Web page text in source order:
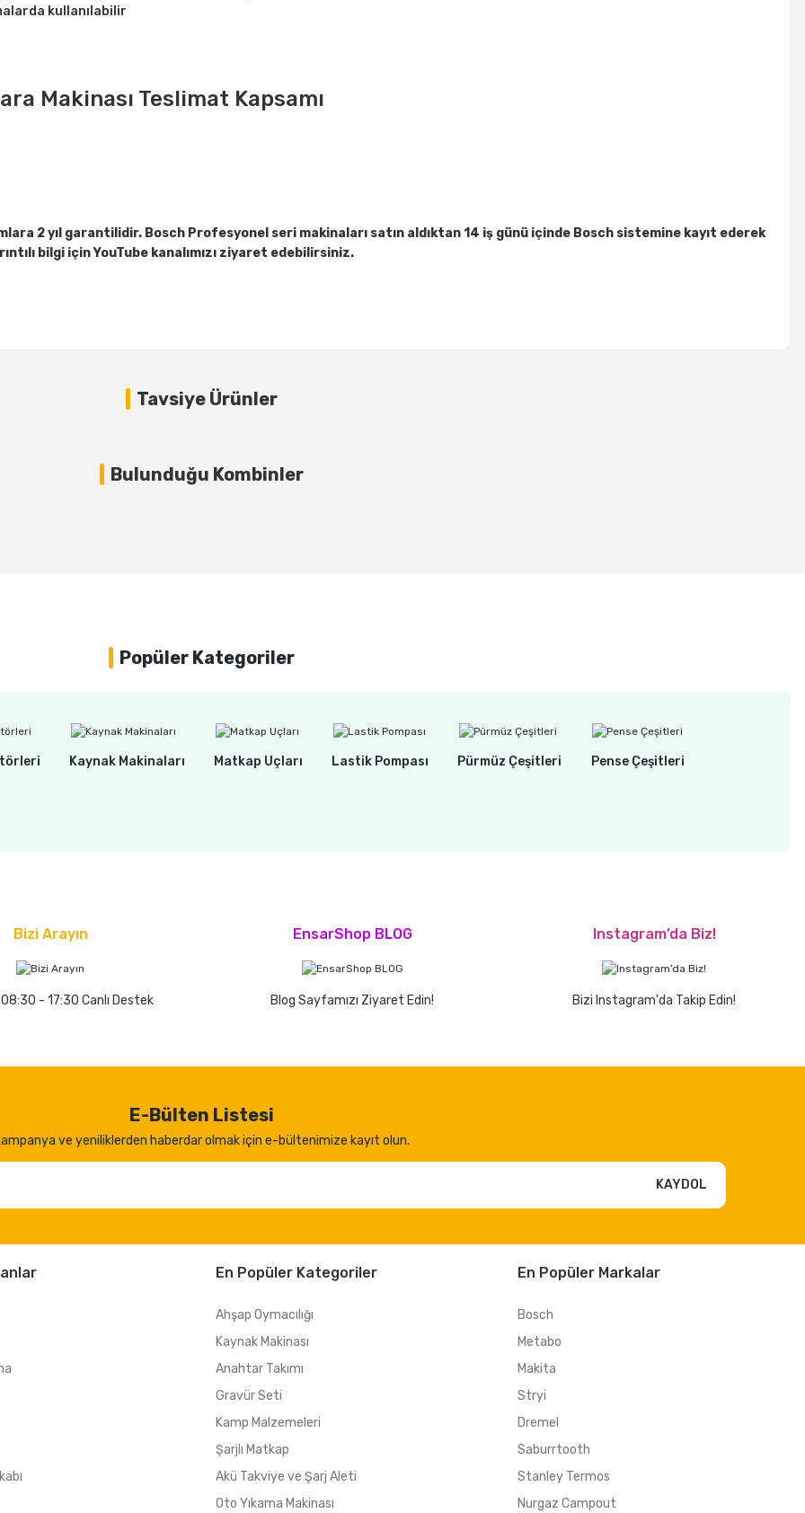
kullanılabilir
Makinası Teslimat Kapsamı
2 yıl garantilidir. Bosch Profesyonel seri makinaları satın aldıktan 14 iş günü içinde Bosch sistemine kayıt ederek
bilgi için YouTube kanalımızı ziyaret edebilirsiniz.
Yorum Yaz
Tavsiye Ürünler
Bulunduğu Kombinler
Popüler Kategoriler
Kaynak Makinaları Matkap Uçları Lastik Pompası Pürmüz Çeşitleri Pense Çeşitleri
Bizi Arayın
- 17:30 Canlı Destek
EnsarShop BLOG
Blog Sayfamızı Ziyaret Edin!
Instagram’da Biz!
Bizi Instagram'da Takip Edin!
E-Bülten Listesi
ve yeniliklerden haberdar olmak için e-bültenimize kayıt olun.
KAYDOL
En Popüler Kategoriler
Ahşap Oymacılığı
Kaynak Makinası
Anahtar Takımı
Gravür Seti
Kamp Malzemeleri
Şarjlı Matkap
Akü Takviye ve Şarj Aleti
Oto Yıkama Makinası
En Popüler Markalar
Bosch
Metabo
Makita
Stryi
Dremel
Saburrtooth
Stanley Termos
Nurgaz Campout